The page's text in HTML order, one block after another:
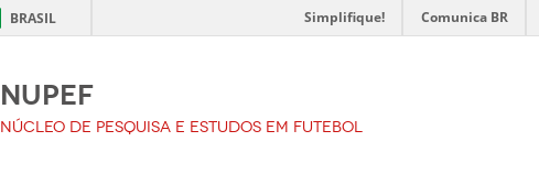
BRASIL Simplifique! Comunica BR
NUPEF
Núcleo de Pesquisa e Estudos em Futebol